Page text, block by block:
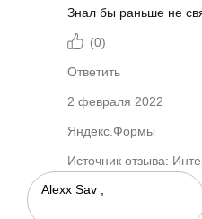
Знал бы раньше не
(0)
Ответить
2 февраля 2022
Яндекс.Формы
Источник отзыва: